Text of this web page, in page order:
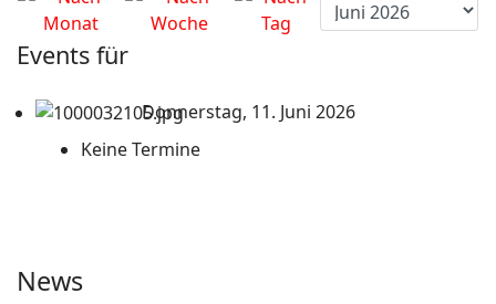
Events für
Donnerstag, 11. Juni 2026
Keine Termine
News